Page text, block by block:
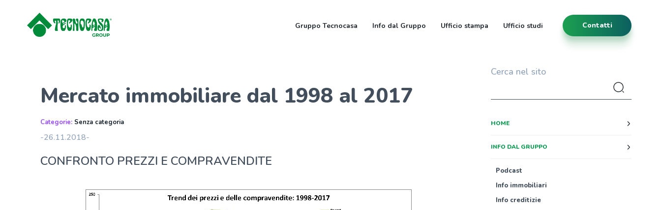
Contatti
Gruppo Tecnocasa Info dal Gruppo Ufficio stampa Ufficio studi
Mercato immobiliare dal 1998 al 2017
Categorie: Senza categoria
-26.11.2018-
CONFRONTO PREZZI E COMPRAVENDITE
Cerca nel sito
HOME
INFO DAL GRUPPO
Podcast
Info immobiliari
Info creditizie